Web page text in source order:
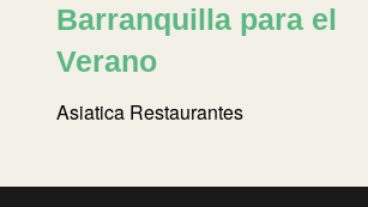
Barranquilla para el
Verano
Asiatica Restaurantes